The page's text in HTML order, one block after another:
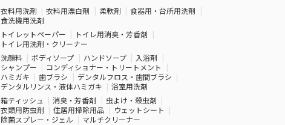
衣料用洗剤 衣料用漂白剤 柔軟剤
食器用・台所用洗剤
食洗機用洗剤
トイレットペーパー
トイレ用消臭・芳香剤
トイレ用洗剤・クリーナー
洗顔料 ボディソープ ハンドソープ
入浴剤
シャンプー
コンディショナー・トリートメント
ハミガキ
歯ブラシ
デンタルフロス・歯間ブラシ
デンタルリンス・液体ハミガキ
浴室用洗剤
箱ティッシュ 消臭・芳香剤
虫よけ・殺虫剤
衣類用防虫剤
住居用掃除用品
ウェットシート
除菌スプレー・ジェル
マルチクリーナー